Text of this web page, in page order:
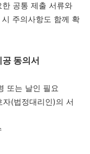
공통 제출 서류와
주의사항도 함께 확
동의서
또는 날인 필요
(법정대리인)의 서